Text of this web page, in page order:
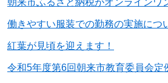
朝来市ふるさと納税がオンラインワ
働きやすい服装での勤務の実施につ
紅葉が見頃を迎えます！
令和5年度第6回朝来市教育委員会定